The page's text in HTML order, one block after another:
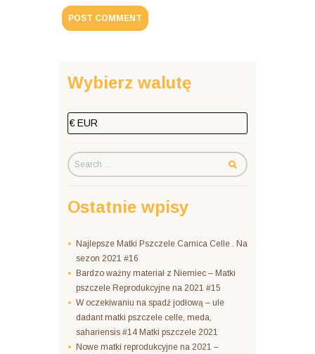
Wybierz walutę
Ostatnie wpisy
Najlepsze Matki Pszczele Carnica Celle . Na
sezon 2021 #16
Bardzo ważny materiał z Niemiec – Matki
pszczele Reprodukcyjne na 2021 #15
W oczekiwaniu na spadź jodłową – ule
dadant matki pszczele celle, meda,
sahariensis #14 Matki pszczele 2021
Nowe matki reprodukcyjne na 2021 –